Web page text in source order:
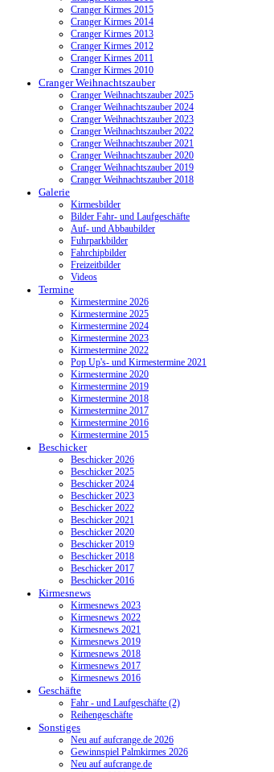
Cranger Kirmes 2015
Cranger Kirmes 2014
Cranger Kirmes 2013
Cranger Kirmes 2012
Cranger Kirmes 2011
Cranger Kirmes 2010
Cranger Weihnachtszauber
Cranger Weihnachtszauber 2025
Cranger Weihnachtszauber 2024
Cranger Weihnachtszauber 2023
Cranger Weihnachtszauber 2022
Cranger Weihnachtszauber 2021
Cranger Weihnachtszauber 2020
Cranger Weihnachtszauber 2019
Cranger Weihnachtszauber 2018
Galerie
Kirmesbilder
Bilder Fahr- und Laufgeschäfte
Auf- und Abbaubilder
Fuhrparkbilder
Fahrchipbilder
Freizeitbilder
Videos
Termine
Kirmestermine 2026
Kirmestermine 2025
Kirmestermine 2024
Kirmestermine 2023
Kirmestermine 2022
Pop Up's- und Kirmestermine 2021
Kirmestermine 2020
Kirmestermine 2019
Kirmestermine 2018
Kirmestermine 2017
Kirmestermine 2016
Kirmestermine 2015
Beschicker
Beschicker 2026
Beschicker 2025
Beschicker 2024
Beschicker 2023
Beschicker 2022
Beschicker 2021
Beschicker 2020
Beschicker 2019
Beschicker 2018
Beschicker 2017
Beschicker 2016
Kirmesnews
Kirmesnews 2023
Kirmesnews 2022
Kirmesnews 2021
Kirmesnews 2019
Kirmesnews 2018
Kirmesnews 2017
Kirmesnews 2016
Geschäfte
Fahr - und Laufgeschäfte (2)
Reihengeschäfte
Sonstiges
Neu auf aufcrange.de 2026
Gewinnspiel Palmkirmes 2026
Neu auf aufcrange.de